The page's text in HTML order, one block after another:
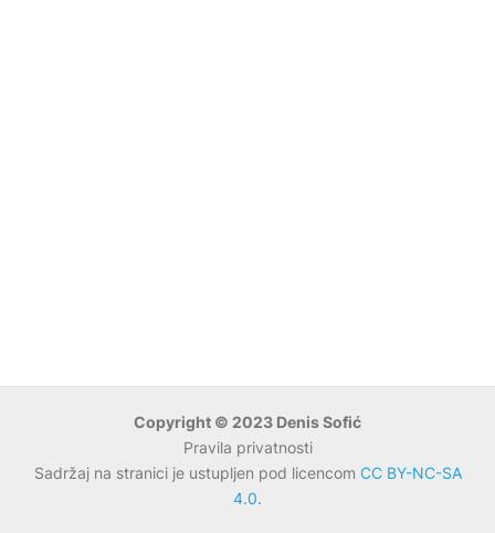
Copyright © 2023 Denis Sofić
Pravila privatnosti
Sadržaj na stranici je ustupljen pod licencom CC BY-NC-SA
4.0.